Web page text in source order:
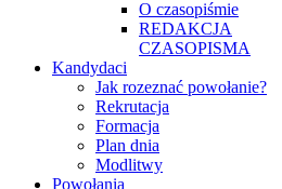
O czasopiśmie
REDAKCJA
CZASOPISMA
Kandydaci
Jak rozeznać powołanie?
Rekrutacja
Formacja
Plan dnia
Modlitwy
Powołania